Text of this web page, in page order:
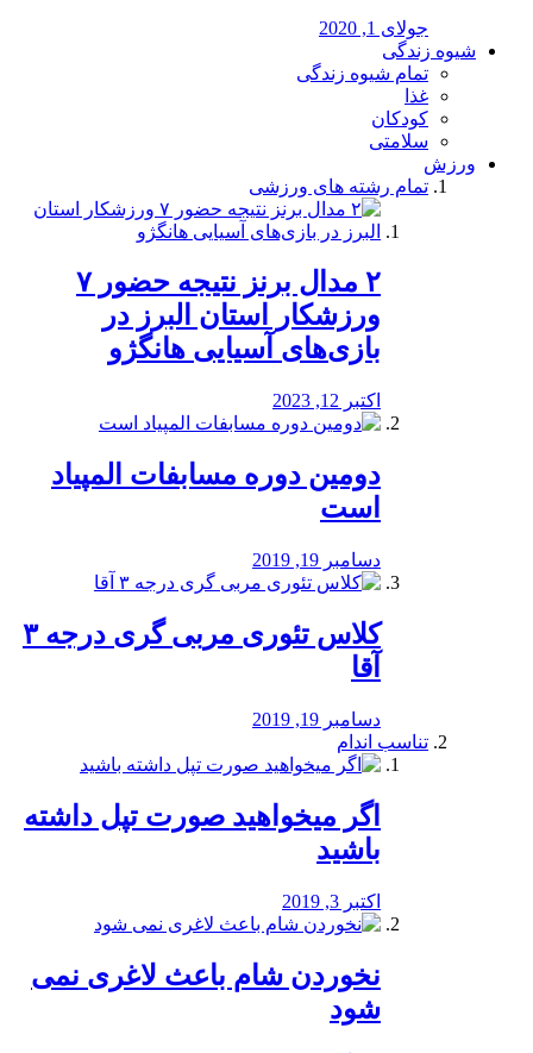
جولای 1, 2020
شیوه زندگی
تمام شیوه زندگی
غذا
کودکان
سلامتی
ورزش
تمام رشته های ورزشی
۲ مدال برنز نتیجه حضور ۷
ورزشکار استان البرز در
بازی‌های آسیایی هانگژو
اکتبر 12, 2023
دومین دوره مسابفات المپیاد
است
دسامبر 19, 2019
کلاس تئوری مربی گری درجه ۳
آقا
دسامبر 19, 2019
تناسب اندام
اگر میخواهید صورت تپل داشته
باشید
اکتبر 3, 2019
نخوردن شام باعث لاغری نمی
‌شود